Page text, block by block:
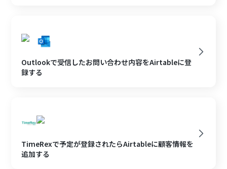
Outlookで受信したお問い合わせ内容をAirtableに登
録する
TimeRexで予定が登録されたらAirtableに顧客情報を
追加する